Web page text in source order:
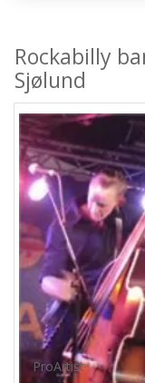
Rockabilly
Sjølund
ProArtist